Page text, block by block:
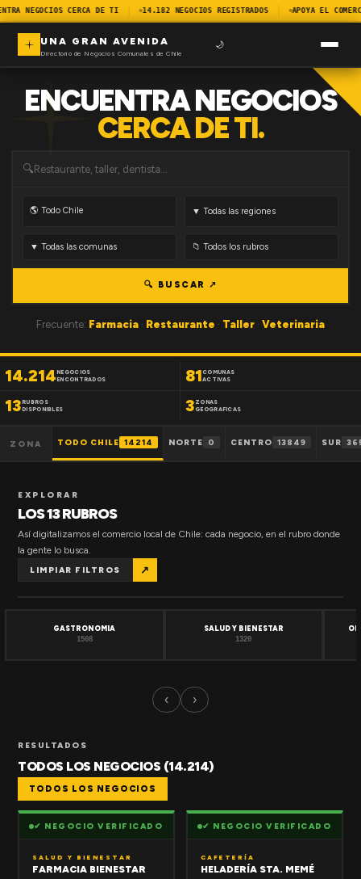
NEGOCIOS CERCA DE TI 14.182 NEGOCIOS REGISTRADOS APOYA EL
UNA GRAN AVENIDA
Directorio de Negocios Comunales de Chile
🌙
ENCUENTRA NEGOCIOS
CERCA DE TI.
🔍
🔍 BUSCAR ↗
Frecuente: Farmacia · Restaurante · Taller · Veterinaria
14.214NEGOCIOS
ENCONTRADOS
81 COMUNAS
ACTIVAS
13RUBROS
DISPONIBLES
3 ZONAS
GEOGRAFICAS
ZONA TODO CHILE 14214 NORTE 0 CENTRO 13849 SUR
EXPLORAR
LOS 13 RUBROS
Así digitalizamos el comercio local de Chile: cada negocio, en el rubro donde
la gente lo busca.
LIMPIAR FILTROS ↗
GASTRONOMIA
1508
SALUD Y BIENESTAR
1320
‹ ›
RESULTADOS
TODOS LOS NEGOCIOS (14.214)
TODOS LOS NEGOCIOS
✔ NEGOCIO VERIFICADO
SALUD Y BIENESTAR
FARMACIA BIENESTAR
✔ NEGOCIO VERIFICADO
CAFETERÍA
HELADERÍA STA. MEMÉ